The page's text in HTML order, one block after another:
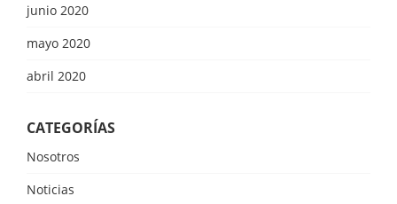
junio 2020
mayo 2020
abril 2020
CATEGORÍAS
Nosotros
Noticias